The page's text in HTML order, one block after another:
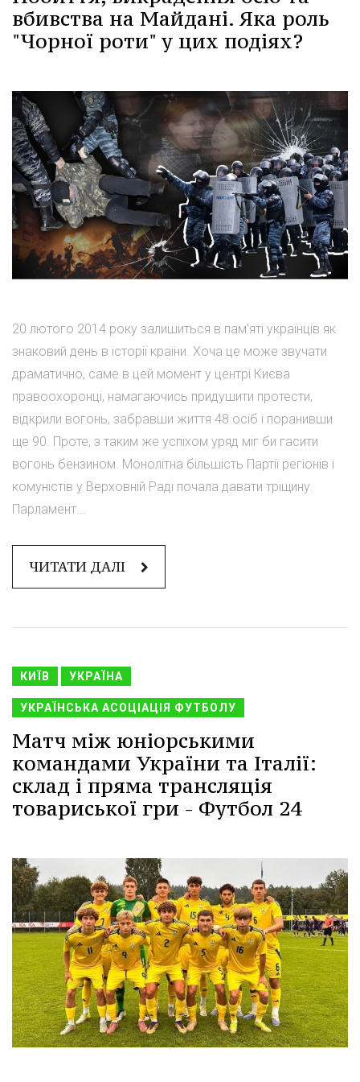
вбивства на Майдані. Яка роль
"Чорної роти" у цих подіях?
20 лютого 2014 року залишиться в пам'яті українців як
знаковий день в історії країни. Хоча це може звучати
драматично, саме в цей момент у центрі Києва
правоохоронці, намагаючись придушити протести,
відкрили вогонь, забравши життя 48 осіб і поранивши
ще 90. Проте, з таким же успіхом уряд міг би гасити
вогонь бензином. Монолітна більшість Партії регіонів і
комуністів у Верховній Раді почала давати тріщину.
Парламент...
ЧИТАТИ ДАЛІ
КИЇВ УКРАЇНА
УКРАЇНСЬКА АСОЦІАЦІЯ ФУТБОЛУ
Матч між юніорськими
командами України та Італії:
склад і пряма трансляція
товариської гри - Футбол 24